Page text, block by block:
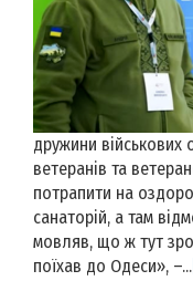
дружини
ветеранів та
потрапити на
санаторій, а там
мовляв, що ж тут
поїхав до Одеси», –...